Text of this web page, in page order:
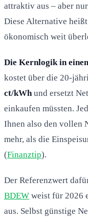
attraktiv aus – aber
Diese Alternative
ökonomisch weit
Die Kernlogik in
kostet über die 20-
ct/kWh und ersetzt
einkaufen müssten.
Ihnen also den vollen
mehr, als die
(Finanztip).
Der Referenzwert
BDEW weist für 2026
aus. Selbst günstige